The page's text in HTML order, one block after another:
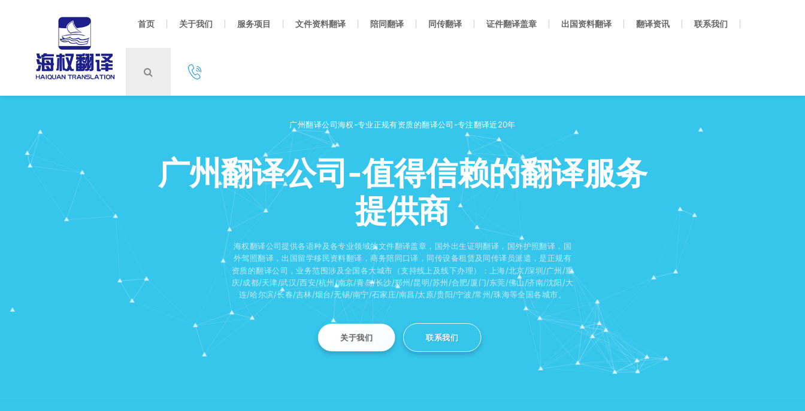
首页 关于我们 服务项目 文件资料翻译 陪同翻译 同传翻译 证件翻译盖章 出国资料翻译 翻译资讯 联系我们
广州翻译公司海权-专业正规有资质的翻译公司-专注翻译近20年
广州翻译公司-值得信赖的翻译服务
提供商
海权翻译公司提供各语种及各专业领域的文件翻译盖章，国外出生证明翻译，国外护照翻译，国
外驾照翻译，出国留学移民资料翻译，商务陪同口译，同传设备租赁及同传译员派遣，是正规有
资质的翻译公司，业务范围涉及全国各大城市（支持线上及线下办理）：上海/北京/深圳/广州/重
庆/成都/天津/武汉/西安/杭州/南京/青岛/长沙/郑州/昆明/苏州/合肥/厦门/东莞/佛山/济南/沈阳/大
连/哈尔滨/长春/吉林/烟台/无锡/南宁/石家庄/南昌/太原/贵阳/宁波/常州/珠海等全国各城市。
关于我们 联系我们